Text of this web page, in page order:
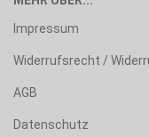
Impressum
Widerrufsrecht /
AGB
Datenschutz